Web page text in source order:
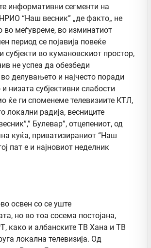
информативни сегменти на
“Наш весник” „де факто„ не
во меѓувреме, во изминатиот
период се појавија повеќе
во кумановскиот простор,
не успеа да обезбеди
делувањето и најчесто поради
низата субјективни слабости
ќе ги споменеме телевизиите КТЛ,
локални радија, весниците
Булевар”, отцепениот, од
куќа, приватизираниот “Наш
пат е и најновиот неделник
освен со се уште
но во тоа сосема постојана,
како и албанските ТВ Хана и ТВ
локална телевизија. Од